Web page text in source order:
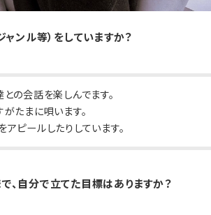
ンル等）をしていますか？
の会話を楽しんでます。
たまに唄います。
ピールしたりしています。
自分で立てた目標はありますか？